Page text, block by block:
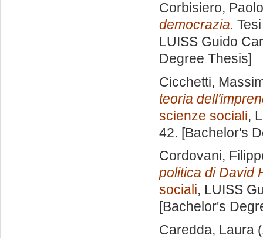
Corbisiero, Paolo
democrazia.
LUISS Guido
Degree Thesis]
Cicchetti,
teoria
scienze sociali,
42. [Bachelor's
Cordovani,
politica di David
sociali, LUISS
[Bachelor's
Caredda, Laura